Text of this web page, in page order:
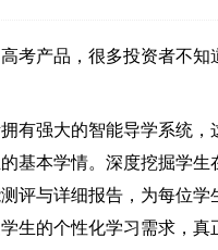
产品，很多投资者不知
强大的智能导学系统，
基本学情。深度挖掘学
评与详细报告，为每位
生的个性化学习需求，